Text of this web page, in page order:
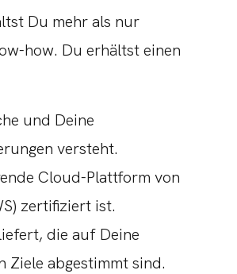
Du mehr als nur
how. Du erhältst einen
und Deine
versteht.
Cloud-Plattform von
zertifiziert ist.
die auf Deine
Ziele abgestimmt sind.